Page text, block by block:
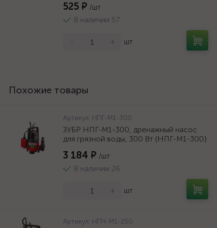
525 ₽ /шт
В наличии 57
- + шт
Похожие товары
Артикул: НПГ-М1-300
ЗУБР НПГ-М1-300, дренажный насос
для грязной воды, 300 Вт {НПГ-М1-300}
3 184 ₽ /шт
В наличии 26
+ шт
Артикул: НПЧ-М1-250